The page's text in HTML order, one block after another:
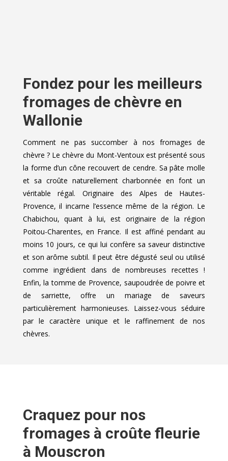
Fondez pour les meilleurs
fromages de chèvre en
Wallonie
Comment ne pas succomber à nos fromages de
chèvre ? Le chèvre du Mont-Ventoux est présenté sous
la forme d’un cône recouvert de cendre. Sa pâte molle
et sa croûte naturellement charbonnée en font un
véritable régal. Originaire des Alpes de Hautes-
Provence, il incarne l’essence même de la région. Le
Chabichou, quant à lui, est originaire de la région
Poitou-Charentes, en France. Il est affiné pendant au
moins 10 jours, ce qui lui confère sa saveur distinctive
et son arôme subtil. Il peut être dégusté seul ou utilisé
comme ingrédient dans de nombreuses recettes !
Enfin, la tomme de Provence, saupoudrée de poivre et
de sarriette, offre un mariage de saveurs
particulièrement harmonieuses. Laissez-vous séduire
par le caractère unique et le raffinement de nos
chèvres.
Craquez pour nos
fromages à croûte fleurie
à Mouscron